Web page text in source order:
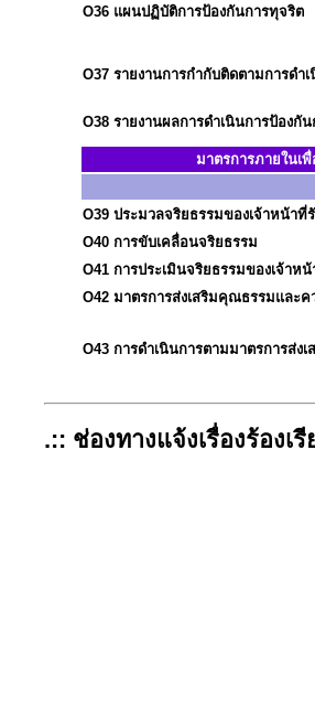
O36 แผนปฏิบัติการป้องกันการทุจริต
O37 รายงานการกำกับติดตามการดำ
O38 รายงานผลการดำเนินการป้องกั
มาตรการภายในเ
O39 ประมวลจริยธรรมของเจ้าหน้าที่
O40 การขับเคลื่อนจริยธรรม
O41 การประเมินจริยธรรมของเจ้าหน้
O42 มาตรการส่งเสริมคุณธรรมและค
O43 การดำเนินการตามมาตรการส่ง
.:: ช่องทางแจ้งเรื่องร้อง